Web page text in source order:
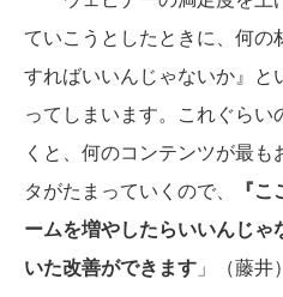
ていこうとしたときに、何
すればいいんじゃないか』と
ってしまいます。これぐら
くと、何のコンテンツが最
タがたまっていくので、
『
ームを増やしたらいいんじ
いた改善ができます 」（藤井）